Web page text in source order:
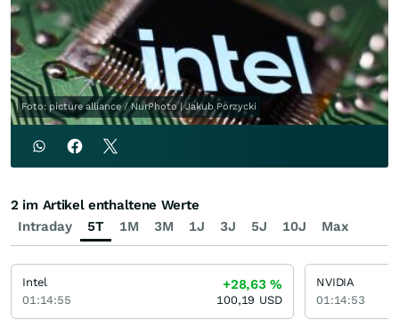
Foto: picture alliance / NurPhoto | Jakub Porzycki
Intraday 5T 1M 3M 1J 3J 5J 10J Max
2 im Artikel enthaltene Werte
Intel
01:14:55
+28,63%
100,19 USD
NVIDIA
01:14:53